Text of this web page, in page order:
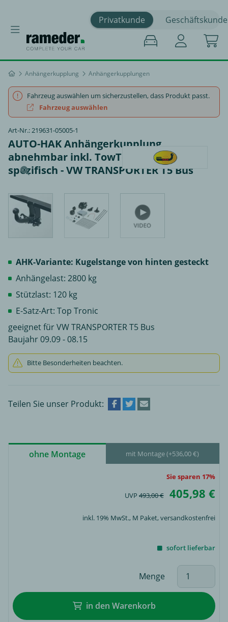
Privatkunde Geschäftskunde
Anhängerkupplung Anhängerkupplungen
Fahrzeug auswählen um sicherzustellen, dass Produkt passt.
Fahrzeug auswählen
Art-Nr.: 219631-05005-1
AUTO-HAK Anhängerkupplung
abnehmbar inkl. TowTec E-Satz 13polig
spezifisch - VW TRANSPORTER T5 Bus
AHK-Variante: Kugelstange von hinten gesteckt
Anhängelast: 2800 kg
Stützlast: 120 kg
E-Satz-Art: Top Tronic
geeignet für VW TRANSPORTER T5 Bus
Baujahr 09.09 - 08.15
Bitte Besonderheiten beachten.
Teilen Sie unser Produkt:
ohne Montage mit Montage (+536,00 €)
Sie sparen 17%
UVP 493,00 € 405,98 €
inkl. 19% MwSt., M Paket, versandkostenfrei
sofort lieferbar
Menge
in den Warenkorb